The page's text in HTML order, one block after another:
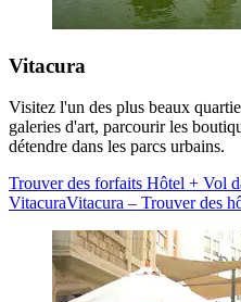
Vitacura
Visitez l'un des plus beaux
galeries d'art, parcourir les
détendre dans les parcs urbains.
Trouver des forfaits Hôtel + Vol
VitacuraVitacura – Trouver des